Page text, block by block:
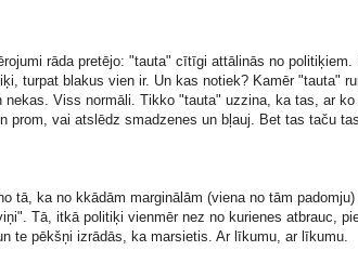
rāda pretējo: "tauta" cītīgi attālinās no
turpat blakus vien ir. Un kas notiek? Kamēr "tauta"
nekas. Viss normāli. Tikko "tauta" uzzina, ka tas, ar
prom, vai atslēdz smadzenes un bļauj. Bet tas taču
tā, ka no kkādām marginālām (viena no tām
Tā, itkā politiķi vienmēr nez no kurienes atbrauc,
te pēkšņi izrādās, ka marsietis. Ar līkumu, ar līkumu.